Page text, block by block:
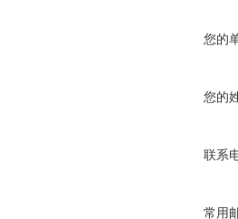
您的
您的
联系
常用